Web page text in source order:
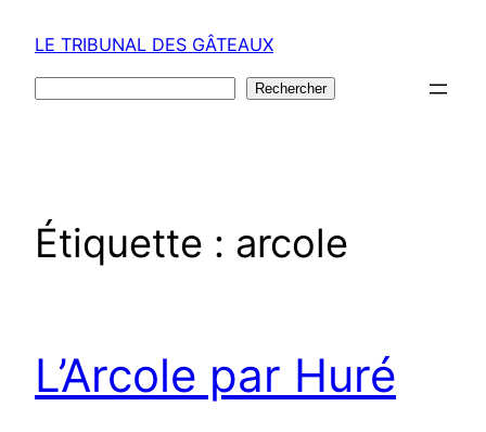
LE TRIBUNAL DES GÂTEAUX
Rechercher
Étiquette : arcole
L’Arcole par Huré